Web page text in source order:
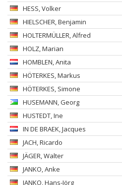
HESS, Volker
HIELSCHER, Benjamin
HOLTERMÜLLER, Alfred
HOLZ, Marian
HOMBLEN, Anita
HÖTERKES, Markus
HÖTERKES, Simone
HUSEMANN, Georg
HUSTEDT, Ine
IN DE BRAEK, Jacques
JACH, Ricardo
JÄGER, Walter
JANKO, Anke
JANKO, Hans-Jörg